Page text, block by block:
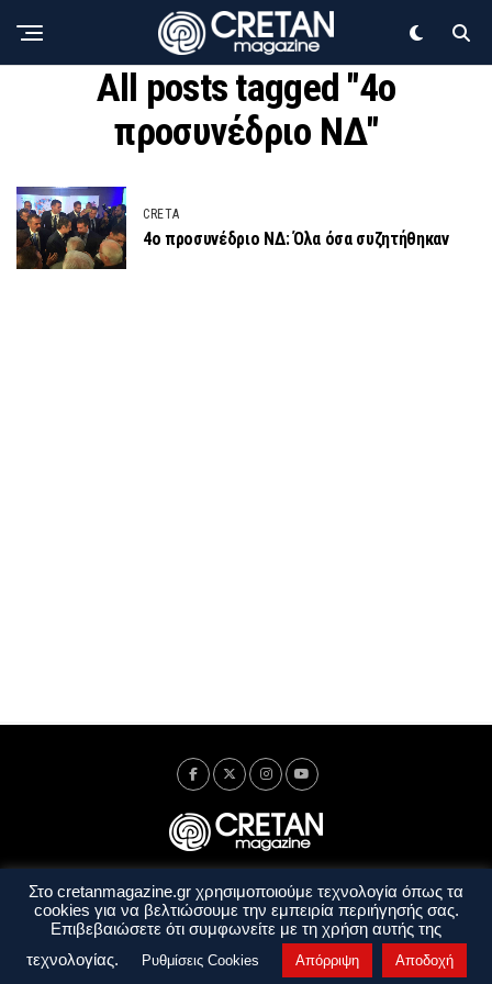
All posts tagged "4ο
προσυνέδριο ΝΔ"
CRETA
4ο προσυνέδριο ΝΔ: Όλα όσα συζητήθηκαν
Ταυτότητα Πολιτική Απορρήτου
Όροι Χρήσης
Όροι και Προϋποθέσεις
Στο cretanmagazine.gr χρησιμοποιούμε τεχνολογία όπως τα
cookies για να βελτιώσουμε την εμπειρία περιήγησής σας.
Επιβεβαιώσετε ότι συμφωνείτε με τη χρήση αυτής της
τεχνολογίας.
Ρυθμίσεις Cookies Απόρριψη Αποδοχή